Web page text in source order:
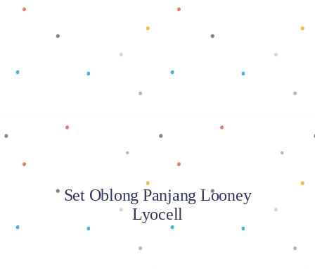
Set Oblong Panjang Looney
Lyocell